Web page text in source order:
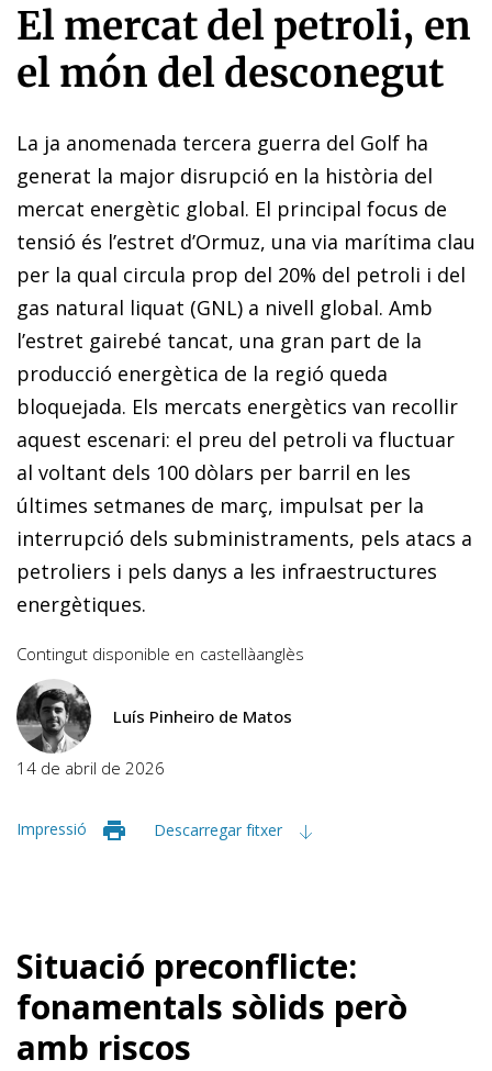
El mercat del petroli, en
el món del desconegut
La ja anomenada tercera guerra del Golf ha
generat la major disrupció en la història del
mercat energètic global. El principal focus de
tensió és l’estret d’Ormuz, una via marítima clau
per la qual circula prop del 20% del petroli i del
gas natural liquat (GNL) a nivell global. Amb
l’estret gairebé tancat, una gran part de la
producció energètica de la regió queda
bloquejada. Els mercats energètics van recollir
aquest escenari: el preu del petroli va fluctuar
al voltant dels 100 dòlars per barril en les
últimes setmanes de març, impulsat per la
interrupció dels subministraments, pels atacs a
petroliers i pels danys a les infraestructures
energètiques.
Contingut disponible en castellàanglès
Luís Pinheiro de Matos
14 de abril de 2026
Impressió Descarregar fitxer
Situació preconflicte:
fonamentals sòlids però
amb riscos